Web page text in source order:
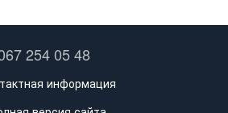
254 05 48
информация